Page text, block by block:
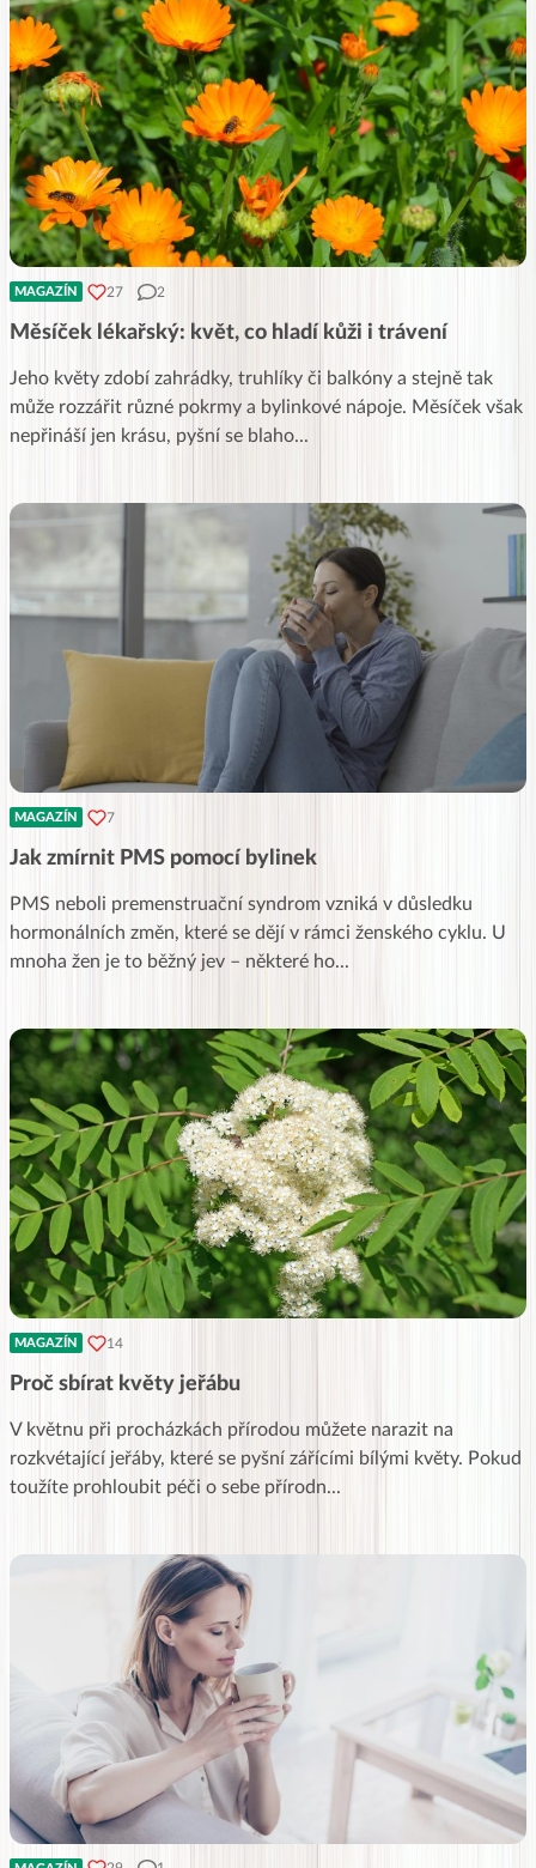
MAGAZÍN 27 2
Měsíček lékařský: květ, co hladí kůži i trávení
Jeho květy zdobí zahrádky, truhlíky či balkóny a stejně tak
může rozzářit různé pokrmy a bylinkové nápoje. Měsíček však
nepřináší jen krásu, pyšní se blaho...
MAGAZÍN 7
Jak zmírnit PMS pomocí bylinek
PMS neboli premenstruační syndrom vzniká v důsledku
hormonálních změn, které se dějí v rámci ženského cyklu. U
mnoha žen je to běžný jev – některé ho...
MAGAZÍN 14
Proč sbírat květy jeřábu
V květnu při procházkách přírodou můžete narazit na
rozkvétající jeřáby, které se pyšní zářícími bílými květy. Pokud
toužíte prohloubit péči o sebe přírodn...